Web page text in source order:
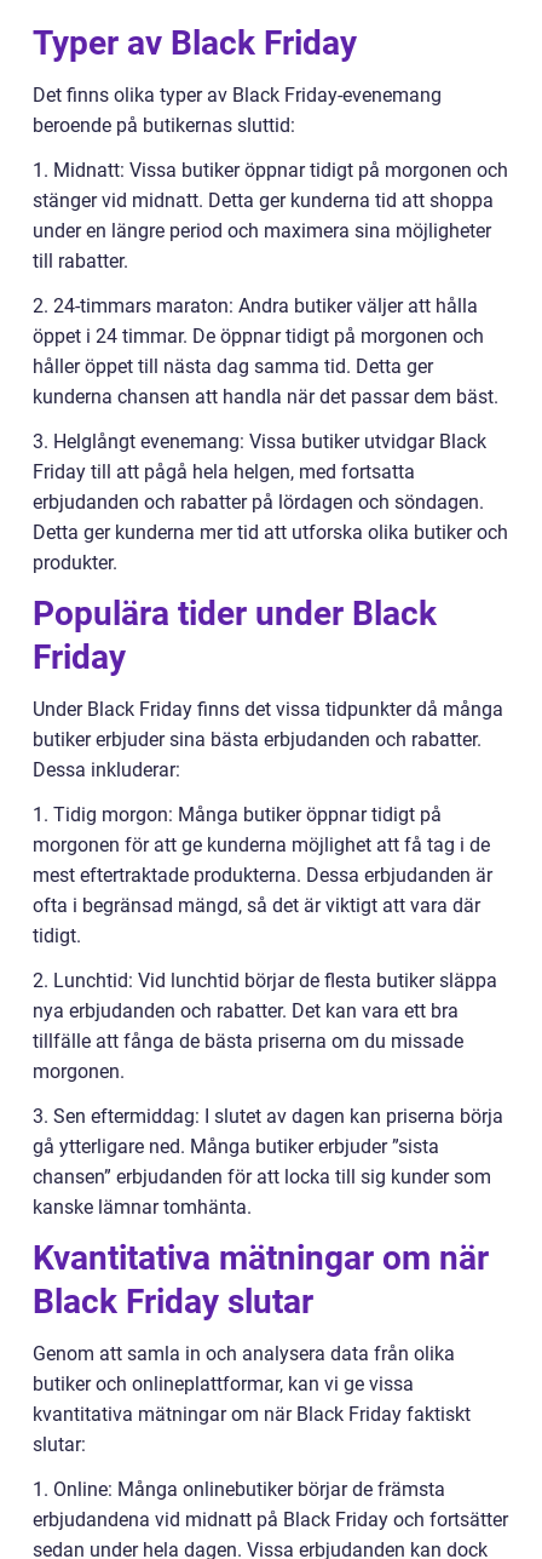
Typer av Black Friday
Det finns olika typer av Black Friday-evenemang
beroende på butikernas sluttid:
1. Midnatt: Vissa butiker öppnar tidigt på morgonen och
stänger vid midnatt. Detta ger kunderna tid att shoppa
under en längre period och maximera sina möjligheter
till rabatter.
2. 24-timmars maraton: Andra butiker väljer att hålla
öppet i 24 timmar. De öppnar tidigt på morgonen och
håller öppet till nästa dag samma tid. Detta ger
kunderna chansen att handla när det passar dem bäst.
3. Helglångt evenemang: Vissa butiker utvidgar Black
Friday till att pågå hela helgen, med fortsatta
erbjudanden och rabatter på lördagen och söndagen.
Detta ger kunderna mer tid att utforska olika butiker och
produkter.
Populära tider under Black
Friday
Under Black Friday finns det vissa tidpunkter då många
butiker erbjuder sina bästa erbjudanden och rabatter.
Dessa inkluderar:
1. Tidig morgon: Många butiker öppnar tidigt på
morgonen för att ge kunderna möjlighet att få tag i de
mest eftertraktade produkterna. Dessa erbjudanden är
ofta i begränsad mängd, så det är viktigt att vara där
tidigt.
2. Lunchtid: Vid lunchtid börjar de flesta butiker släppa
nya erbjudanden och rabatter. Det kan vara ett bra
tillfälle att fånga de bästa priserna om du missade
morgonen.
3. Sen eftermiddag: I slutet av dagen kan priserna börja
gå ytterligare ned. Många butiker erbjuder ”sista
chansen” erbjudanden för att locka till sig kunder som
kanske lämnar tomhänta.
Kvantitativa mätningar om när
Black Friday slutar
Genom att samla in och analysera data från olika
butiker och onlineplattformar, kan vi ge vissa
kvantitativa mätningar om när Black Friday faktiskt
slutar:
1. Online: Många onlinebutiker börjar de främsta
erbjudandena vid midnatt på Black Friday och fortsätter
sedan under hela dagen. Vissa erbjudanden kan dock